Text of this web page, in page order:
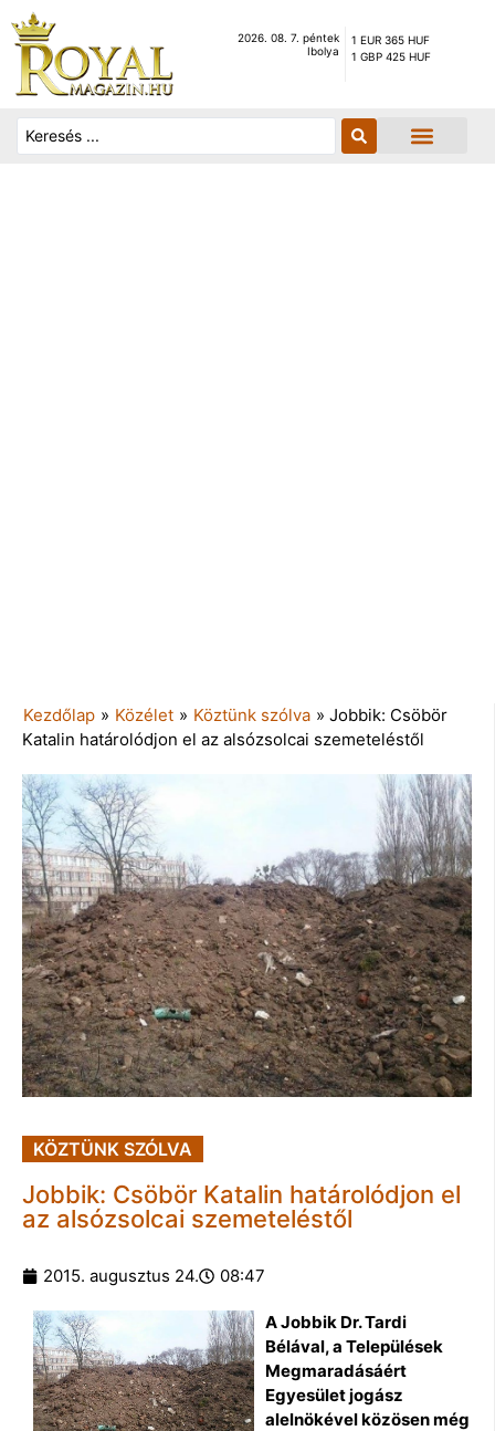
2026. 08. 7. péntek
Ibolya
1 EUR 365 HUF
1 GBP 425 HUF
Kezdőlap » Közélet » Köztünk szólva » Jobbik: Csöbör
Katalin határolódjon el az alsózsolcai szemeteléstől
KÖZTÜNK SZÓLVA
Jobbik: Csöbör Katalin határolódjon el
az alsózsolcai szemeteléstől
2015. augusztus 24. 08:47
A Jobbik Dr. Tardi
Bélával, a Települések
Megmaradásáért
Egyesület jogász
alelnökével közösen még